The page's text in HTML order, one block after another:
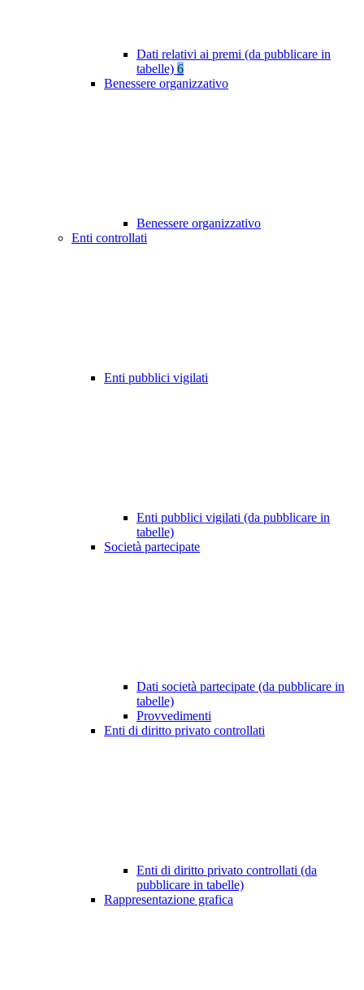
Dati relativi ai premi (da pubblicare in
tabelle) 6
Benessere organizzativo
Benessere organizzativo
Enti controllati
Enti pubblici vigilati
Enti pubblici vigilati (da pubblicare in
tabelle)
Società partecipate
Dati società partecipate (da pubblicare in
tabelle)
Provvedimenti
Enti di diritto privato controllati
Enti di diritto privato controllati (da
pubblicare in tabelle)
Rappresentazione grafica